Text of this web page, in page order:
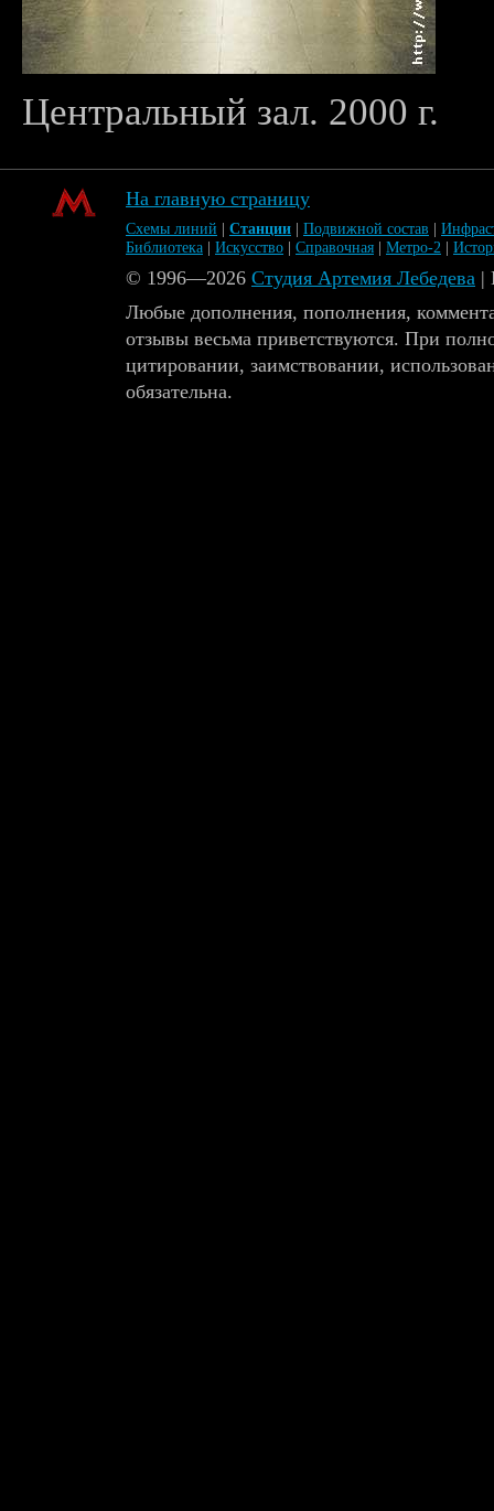
Центральный зал. 2000 г.
На главную страницу
Схемы линий Станции Подвижной состав
Библиотека
Искусство Справочная Метро-2
© 1996—2026 Студия Артемия Лебедева |
Любые дополнения, пополнения,
отзывы весьма приветствуются. При
цитировании, заимствовании,
обязательна.